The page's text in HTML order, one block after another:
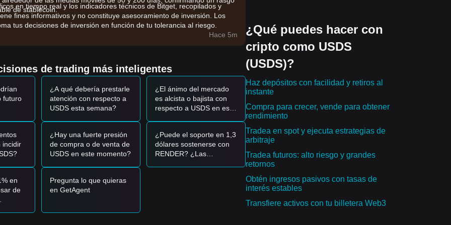
de stablecoin.
mercado están influenciados principalmente por los siguientes factores:
global en USD y en las expectativas sobre las tasas de interés
través de la red.
las siguientes estrategias de referencia:
debido a desequilibrios temporales de liquidez, podría representar
a largo plazo que buscan un refugio seguro.
acompañado de un volumen estabilizador, confirma la fortaleza del peg.
debajo de $0.9950y no se recupera rápidamente, el mercado podría
lo que requerirá una reevaluación del respaldo de reservas.
las siguientes estrategias de referencia:
de rendimiento en pools verificados cuando el precio esté en o
en tiempo real y los indicadores técnicos de Bitget, recopilados y
fines informativos y no constituye asesoramiento de inversión. Los
tus decisiones de inversión en función de tu tolerancia al riesgo.
Hace 5m
de trading más inteligentes
futuro
¿A qué debería prestarle
atención con respecto a
USDS esta semana?
¿El ánimo del mercado
es alcista o bajista con
respecto a USDS en este
incidir
¿Hay una fuerte presión
de compra o de venta de
USDS en este momento?
¿Puede el soporte en 1,3
dólares sostenerse con
RENDER? ¿Las
en
de
Pregunta lo que quieras
en GetAgent
¿Qué puedes hacer con
cripto como USDS
(USDS)?
Haz depósitos con facilidad y retiros al
instante
Compra para crecer, vende para obtener
rendimiento
Tradea en spot y ejecuta estrategias de
arbitraje
Tradea futuros: alto riesgo y grandes
retornos
Obtén ingresos pasivos con tasas de
interés estables
Transfiere activos con tu billetera Web3